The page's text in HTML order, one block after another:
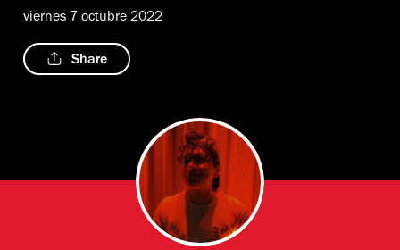
viernes 7 octubre 2022
Share